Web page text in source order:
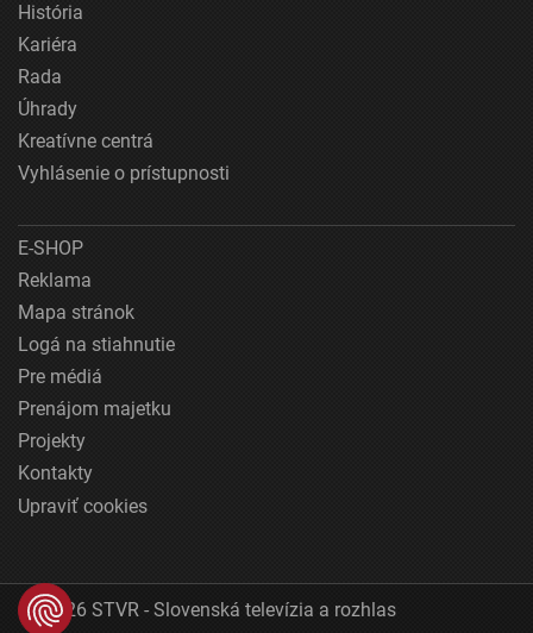
História
Kariéra
Rada
Úhrady
Kreatívne centrá
Vyhlásenie o prístupnosti
E-SHOP
Reklama
Mapa stránok
Logá na stiahnutie
Pre médiá
Prenájom majetku
Projekty
Kontakty
Upraviť cookies
© 2026 STVR - Slovenská televízia a rozhlas